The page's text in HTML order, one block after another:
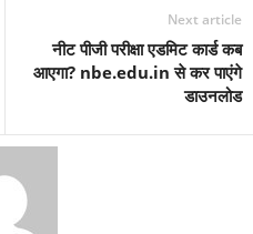
Next article
नीट पीजी परीक्षा एडमिट कार्ड कब
आएगा? nbe.edu.in से कर पाएंगे
डाउनलोड